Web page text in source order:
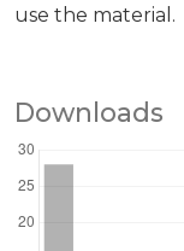
use the material.
Downloads